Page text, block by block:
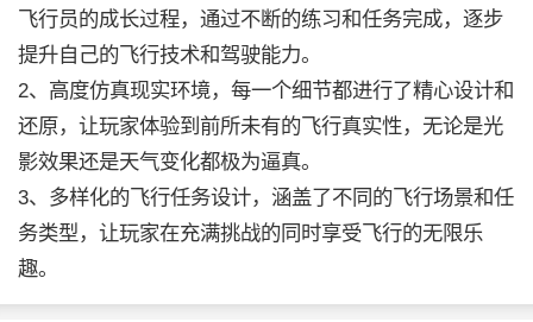
飞行员的成长过程，通过不断的练习和任务完成，逐步
提升自己的飞行技术和驾驶能力。
2、高度仿真现实环境，每一个细节都进行了精心设计和
还原，让玩家体验到前所未有的飞行真实性，无论是光
影效果还是天气变化都极为逼真。
3、多样化的飞行任务设计，涵盖了不同的飞行场景和任
务类型，让玩家在充满挑战的同时享受飞行的无限乐
趣。